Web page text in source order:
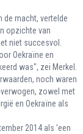
de macht, vertelde
opzichte van
niet succesvol.
Oekraïne en
was", zei Merkel.
noch waren
zowel met
en Oekraïne als
2014 als 'een